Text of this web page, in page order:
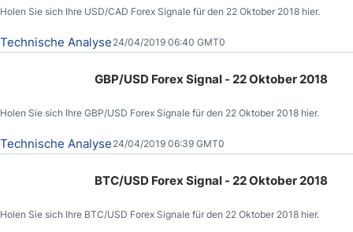
Holen Sie sich Ihre USD/CAD Forex Signale für den 22 Oktober 2018 hier.
Technische Analyse 24/04/2019 06:40 GMT0
GBP/USD Forex Signal - 22 Oktober 2018
Holen Sie sich Ihre GBP/USD Forex Signale für den 22 Oktober 2018 hier.
Technische Analyse 24/04/2019 06:39 GMT0
BTC/USD Forex Signal - 22 Oktober 2018
Holen Sie sich Ihre BTC/USD Forex Signale für den 22 Oktober 2018 hier.